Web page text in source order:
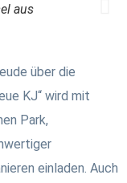
aus
über die
KJ“ wird mit
Park,
einladen. Auch